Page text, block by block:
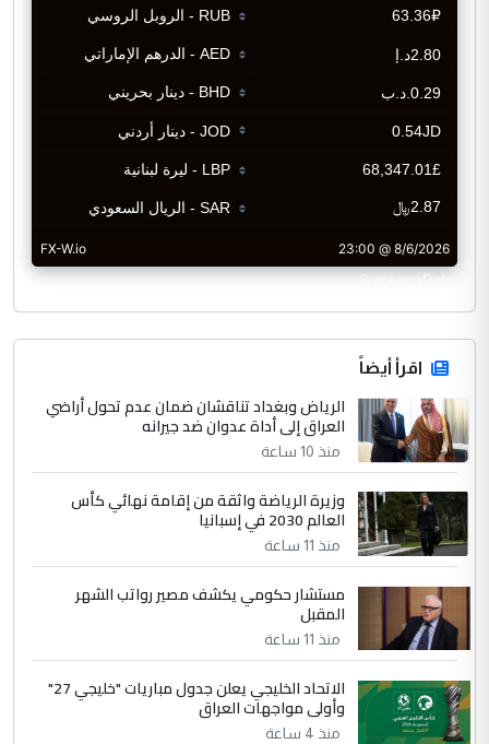
CurrencyRate
اقرأ أيضاً
الرياض وبغداد تناقشان ضمان عدم تحول أراضي
العراق إلى أداة عدوان ضد جيرانه
منذ 10 ساعة
وزيرة الرياضة واثقة من إقامة نهائي كأس
العالم 2030 في إسبانيا
منذ 11 ساعة
مستشار حكومي يكشف مصير رواتب الشهر
المقبل
منذ 11 ساعة
الاتحاد الخليجي يعلن جدول مباريات "خليجي 27"
وأولى مواجهات العراق
منذ 4 ساعة